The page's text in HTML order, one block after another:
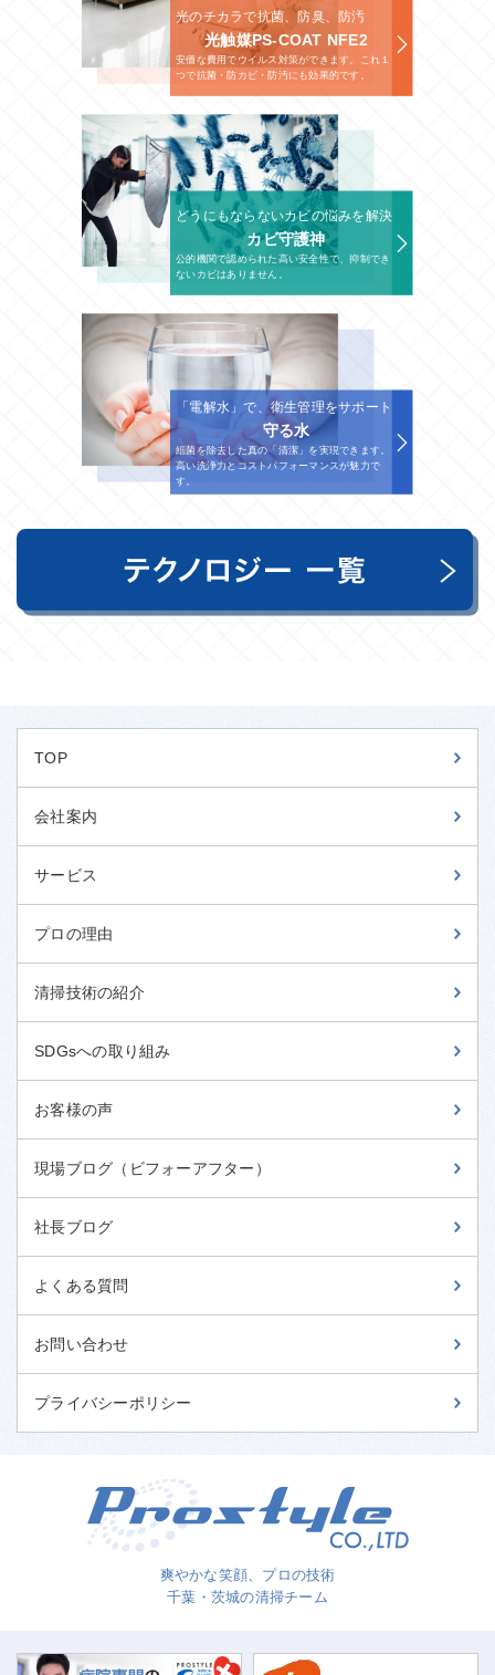
光のチカラで抗菌、防臭、防汚
光触媒PS-COAT NFE2
安価な費用でウイルス対策ができます。これ１
つで抗菌・防カビ・防汚にも効果的です。
どうにもならないカビの悩みを解決
カビ守護神
公的機関で認められた高い安全性で、抑制でき
ないカビはありません。
「電解水」で、衛生管理をサポート
守る水
細菌を除去した真の「清潔」を実現できます。
高い洗浄力とコストパフォーマンスが魅力で
す。
TOP
会社案内
サービス
プロの理由
清掃技術の紹介
SDGsへの取り組み
お客様の声
現場ブログ（ビフォーアフター）
社長ブログ
よくある質問
お問い合わせ
プライバシーポリシー
爽やかな笑顔、プロの技術
千葉・茨城の清掃チーム